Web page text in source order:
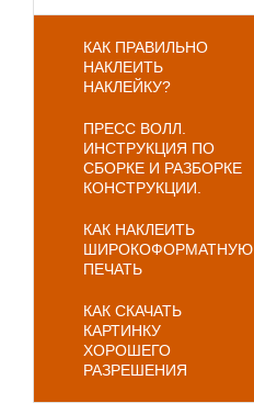
КАК ПРАВИЛЬНО
НАКЛЕИТЬ
НАКЛЕЙКУ?
ПРЕСС ВОЛЛ.
ИНСТРУКЦИЯ ПО
СБОРКЕ И РАЗБОРКЕ
КОНСТРУКЦИИ.
КАК НАКЛЕИТЬ
ШИРОКОФОРМАТНУЮ
ПЕЧАТЬ
КАК СКАЧАТЬ
КАРТИНКУ
ХОРОШЕГО
РАЗРЕШЕНИЯ